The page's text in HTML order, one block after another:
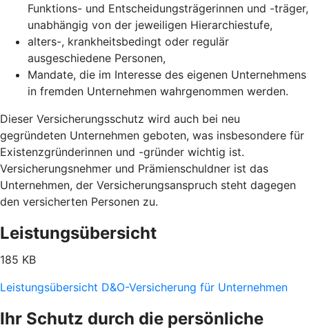
Funktions- und Entscheidungsträgerinnen und -träger,
unabhängig von der jeweiligen Hierarchiestufe,
alters-, krankheitsbedingt oder regulär
ausgeschiedene Personen,
Mandate, die im Interesse des eigenen Unternehmens
in fremden Unternehmen wahrgenommen werden.
Dieser Versicherungsschutz wird auch bei neu
gegründeten Unternehmen geboten, was insbesondere für
Existenzgründerinnen und -gründer wichtig ist.
Versicherungsnehmer und Prämienschuldner ist das
Unternehmen, der Versicherungsanspruch steht dagegen
den versicherten Personen zu.
Leistungsübersicht
185 KB
Leistungsübersicht D&O-Versicherung für Unternehmen
Ihr Schutz durch die persönliche